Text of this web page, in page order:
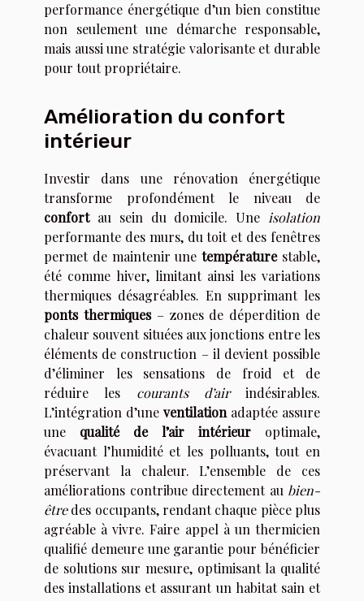
performance énergétique d’un bien constitue
non seulement une démarche responsable,
mais aussi une stratégie valorisante et durable
pour tout propriétaire.
Amélioration du confort
intérieur
Investir dans une rénovation énergétique
transforme profondément le niveau de
confortau sein du domicile. Une isolation
performante des murs, du toit et des fenêtres
permet de maintenir unetempératurestable,
été comme hiver, limitant ainsi les variations
thermiques désagréables. En supprimant les
ponts thermiques– zones de déperdition de
chaleur souvent situées aux jonctions entre les
éléments de construction – il devient possible
d’éliminer les sensations de froid et de
réduire les courants d’airindésirables.
L’intégration d’une ventilation adaptée assure
une qualité de l’air intérieur optimale,
évacuant l’humidité et les polluants, tout en
préservant la chaleur. L’ensemble de ces
améliorations contribue directement au bien-
êtredes occupants, rendant chaque pièce plus
agréable à vivre. Faire appel à un thermicien
qualifié demeure une garantie pour bénéficier
de solutions sur mesure, optimisant la qualité
des installations et assurant un habitat sain et